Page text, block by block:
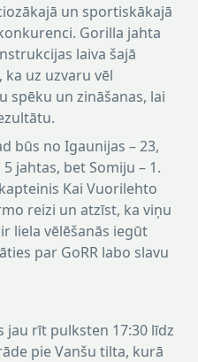
un sportiskākajā
Gorilla jahta
laiva šajā
uz uzvaru vēl
spēku un zināšanas, lai
būs no Igaunijas – 23,
jahtas, bet Somiju – 1.
Kai Vuorilehto
reizi un atzīst, ka viņu
liela vēlēšanās iegūt
par GoRR labo slavu
jau rīt pulksten 17:30 līdz
pie Vanšu tilta, kurā